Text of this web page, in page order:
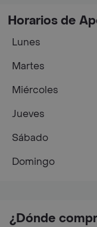
¿Dónde
Horarios de
Lunes
Martes
Miércoles
Jueves
Sábado
Domingo